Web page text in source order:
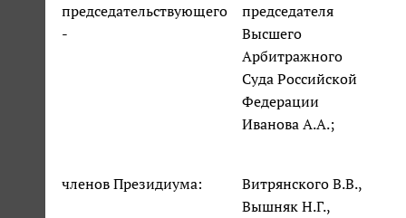
председательствующего
-
председателя
Высшего
Арбитражного
Суда Российской
Федерации
Иванова А.А.;
членов Президиума:
Витрянского В.В.,
Вышняк Н.Г.,